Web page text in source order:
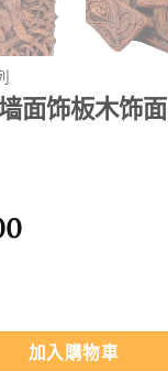
面饰板木饰面
。
目
$52.00。
木饰面 數量
加入購物車